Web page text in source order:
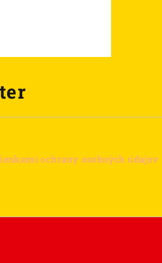
ochrany osobných údajov